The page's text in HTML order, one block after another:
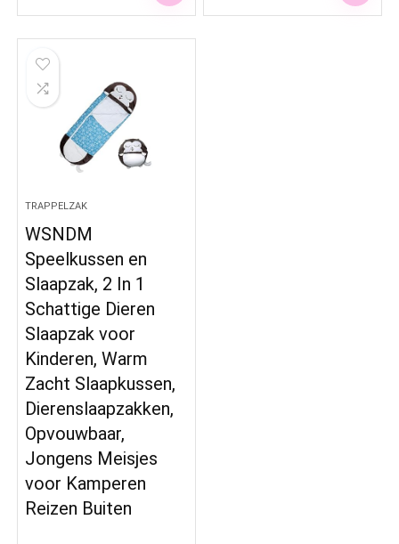
TRAPPELZAK
WSNDM
Speelkussen en
Slaapzak, 2 In 1
Schattige Dieren
Slaapzak voor
Kinderen, Warm
Zacht Slaapkussen,
Dierenslaapzakken,
Opvouwbaar,
Jongens Meisjes
voor Kamperen
Reizen Buiten